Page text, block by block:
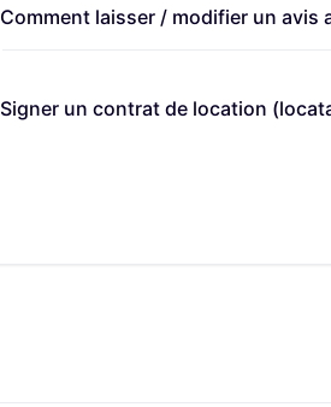
Comment laisser / modifier un avis
Signer un contrat de location